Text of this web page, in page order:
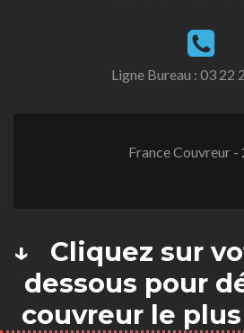
Ligne Bureau : 03 22
France Couvreur -
↓ Cliquez sur
dessous pour
couvreur le